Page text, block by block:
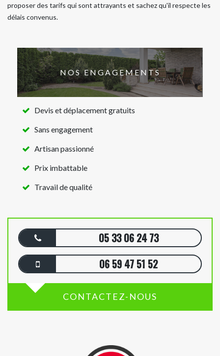
proposer des tarifs qui sont attrayants et sachez qu'il respecte les
délais convenus.
NOS ENGAGEMENTS
Devis et déplacement gratuits
Sans engagement
Artisan passionné
Prix imbattable
Travail de qualité
05 33 06 24 73
06 59 47 51 52
CONTACTEZ-NOUS